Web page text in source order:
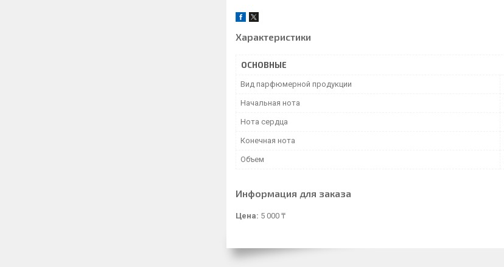
Характеристики
ОСНОВНЫЕ
Вид парфюмерной продукции
Начальная нота
Нота сердца
Конечная нота
Объем
Информация для заказа
Цена: 5 000 ₸